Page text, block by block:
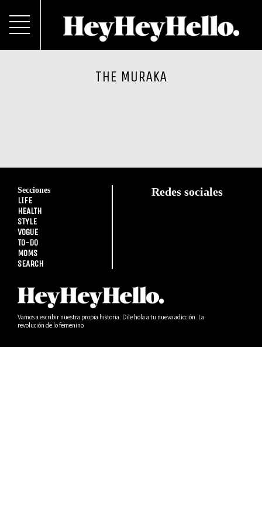
THE MURAKA
Secciones
LIFE
HEALTH
STYLE
VOGUE
TO-DO
MOMS
SEARCH
Redes sociales
Vamos a escribir nuestra propia historia. Dile hola a tu nueva adicción. La
revolución de lo femenino.